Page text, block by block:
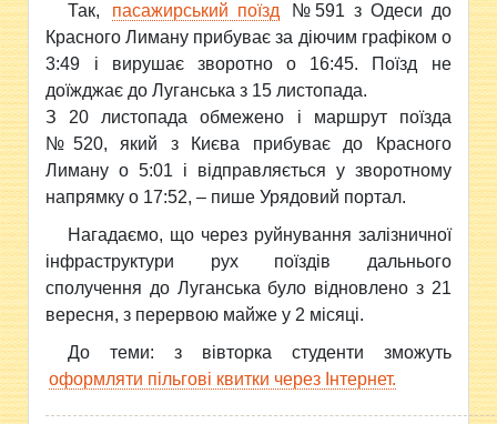
Так,
пасажирський поїзд
№591 з Одеси до
Красного Лиману прибуває за діючим графіком о
3:49 і вирушає зворотно о 16:45. Поїзд не
доїжджає до Луганська з 15 листопада.
З 20 листопада обмежено і маршрут поїзда
№520, який з Києва прибуває до Красного
Лиману о 5:01 і відправляється у зворотному
напрямку о 17:52, – пише Урядовий портал.
Нагадаємо, що через руйнування залізничної
інфраструктури рух поїздів дальнього
сполучення до Луганська було відновлено з 21
вересня, з перервою майже у 2 місяці.
До теми: з вівторка студенти зможуть
оформляти пільгові квитки через Інтернет.